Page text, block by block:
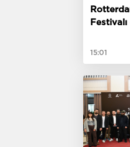
Festivalı
15:01